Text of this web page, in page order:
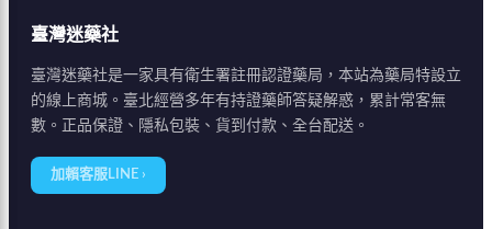
臺灣迷藥社
臺灣迷藥社是一家具有衛生署註冊認證藥局，本站為藥局特設立
的線上商城。臺北經營多年有持證藥師答疑解惑，累計常客無
數。正品保證、隱私包裝、貨到付款、全台配送。
加賴客服LINE ›